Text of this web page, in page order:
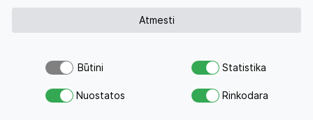
Įsikūręs Fan Tieto kurortinėje zonoje, 7
km nuo Fan Tieto miesto, 7 km iki Nė, ant jūros kranto.
parduotuvėmis.
Viešbutis:
Viešbutyje yra 2 baseinai, tarptautinių ir
azijietiškų valgių restoranas „Strawy“, SPA centras,
nemokama automobilių stovėjimo aikštelė ir veikia
Savo svajonių atostogoms
domėjosi 35 žmonės
Atmesti
Būtini Statistika
Nuostatos Rinkodara